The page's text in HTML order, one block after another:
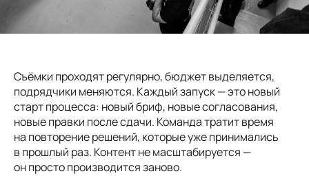
Съёмки проходят регулярно, бюджет выделяется,
подрядчики меняются. Каждый запуск — это новый
старт процесса: новый бриф, новые согласования,
новые правки после сдачи. Команда тратит время
на повторение решений, которые уже принимались
в прошлый раз. Контент не масштабируется —
он просто производится заново.